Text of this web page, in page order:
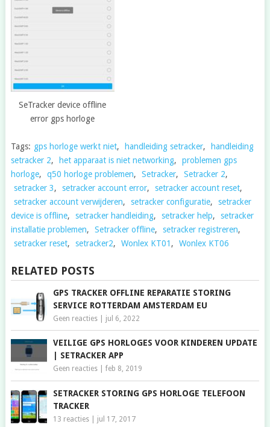
SeTracker device offline
error gps horloge
Tags: gps horloge werkt niet, handleiding setracker,
handleiding
setracker 2, het apparaat is niet networking,
problemen gps
horloge, q50 horloge problemen, Setracker, Setracker 2,
setracker 3, setracker account error, setracker account reset,
setracker account verwijderen, setracker configuratie,
setracker
device is offline, setracker handleiding, setracker help,
setracker
installatie problemen, Setracker offline, setracker registreren,
setracker reset, setracker2, Wonlex KT01 , Wonlex KT06
RELATED POSTS
GPS TRACKER OFFLINE REPARATIE STORING
SERVICE ROTTERDAM AMSTERDAM EU
Geen reacties| jul 6, 2022
VEILIGE GPS HORLOGES VOOR KINDEREN UPDATE
| SETRACKER APP
Geen reacties| feb 8, 2019
SETRACKER STORING GPS HORLOGE TELEFOON
TRACKER
13 reacties| jul 17, 2017